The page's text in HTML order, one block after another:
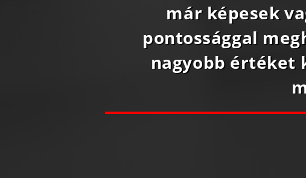
már képesek
pontossággal
nagyobb értéket